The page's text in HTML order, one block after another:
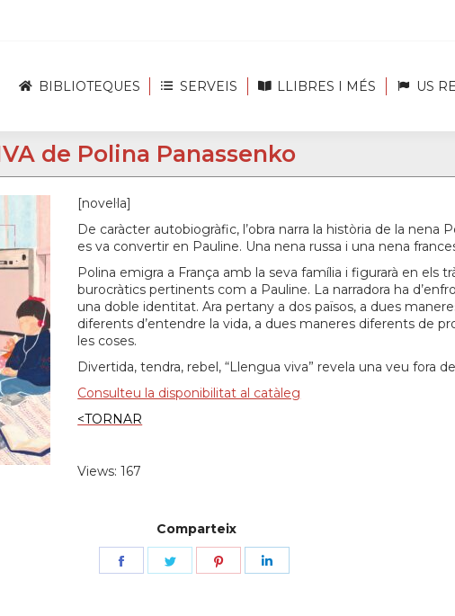
BIBLIOTEQUES SERVEIS LLIBRES I MÉS US
de Polina Panassenko
[novel·la]
De caràcter autobiogràfic, l’obra narra la història de la nena
es va convertir en Pauline. Una nena russa i una nena
Polina emigra a França amb la seva família i figurarà en els
burocràtics pertinents com a Pauline. La narradora ha
una doble identitat. Ara pertany a dos països, a dues
diferents d’entendre la vida, a dues maneres diferents de
les coses.
Divertida, tendra, rebel, “Llengua viva” revela una veu fora
Consulteu la disponibilitat al catàleg
<TORNAR
Views: 167
Comparteix
Share
Share
Share